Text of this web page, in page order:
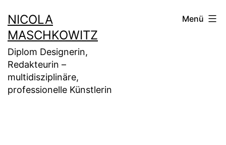
Inhalt
springen
NICOLA
MASCHKOWITZ
Diplom Designerin,
Redakteurin –
multidisziplinäre,
professionelle Künstlerin
Menü